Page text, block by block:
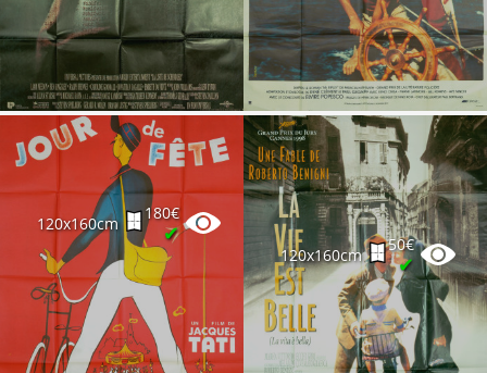
120x160cm
180€
✔
120x160cm
50€
✔